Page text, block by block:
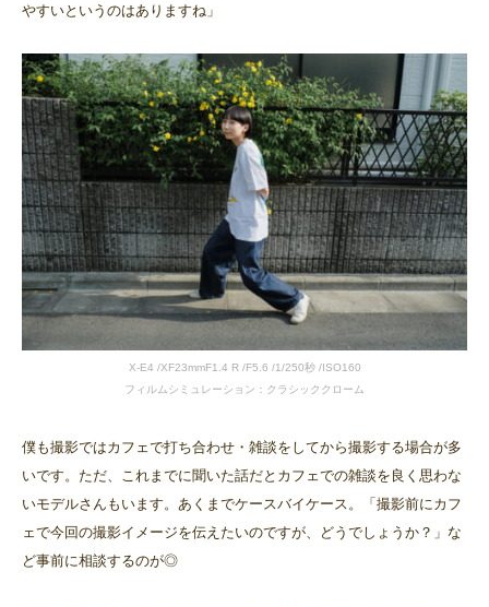
やすいというのはありますね」
X-E4 /XF23mmF1.4 R /F5.6 /1/250秒 /ISO160
フィルムシミュレーション：クラシッククローム
僕も撮影ではカフェで打ち合わせ・雑談をしてから撮影する場合が多
いです。ただ、これまでに聞いた話だとカフェでの雑談を良く思わな
いモデルさんもいます。あくまでケースバイケース。「撮影前にカフ
ェで今回の撮影イメージを伝えたいのですが、どうでしょうか？」な
ど事前に相談するのが◎